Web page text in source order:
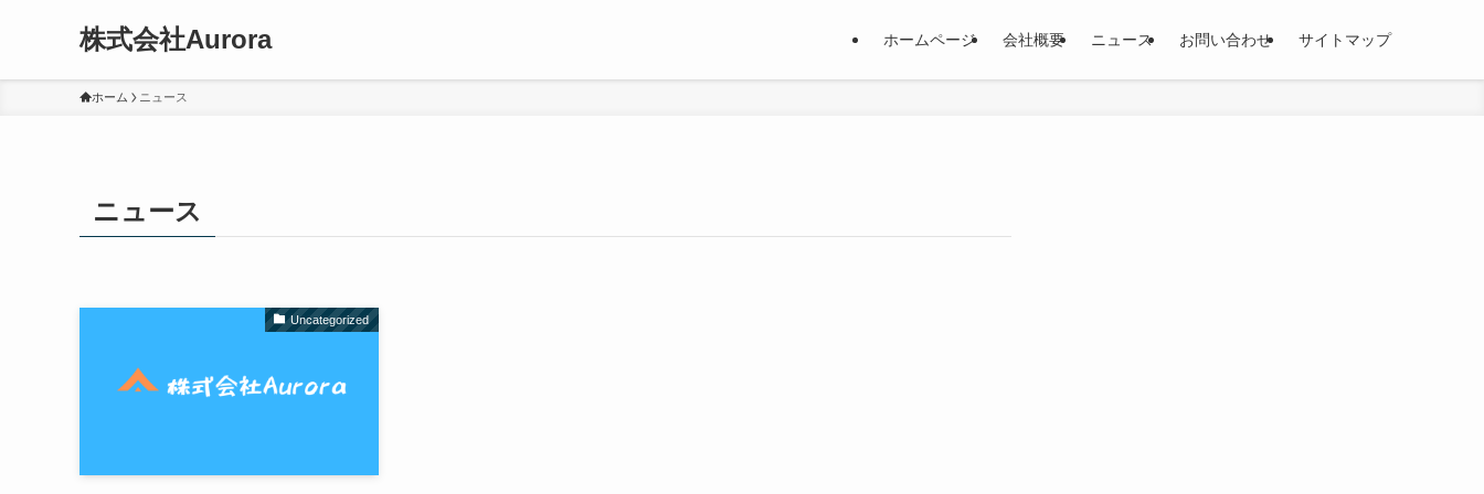
株式会社Aurora ホームページ 会社概要 ニュース お問い合わせ サイトマップ
ホーム ニュース
ニュース
Uncategorized